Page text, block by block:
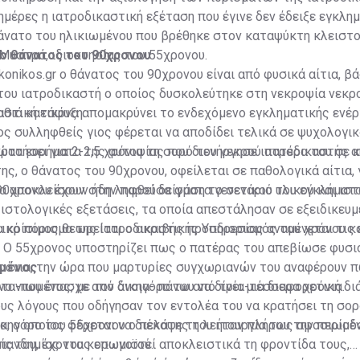
η ιατροδικαστική εξέταση που έγινε δεν έδειξε
του ηλικιωμένου που βρέθηκε στον καταψύκτη
ιδιοκτησίας του 55χρονου.
θάνατος του 90χρονου
ο θάνατος του 90χρονου είναι από φυσικά αίτια,
ιατροδικαστή ο οποίος δυσκολεύτηκε στη νεκροψία
κατάψυξη.
εικόνα απομακρύνει το ενδεχόμενο εγκληματικής
συλληφθείς γιος φέρεται να αποδίδει τελικά σε
για 2-2,5 χρόνια τη σορό του νεκρού πατέρα του σε
ευρήματα της αυτοψίας που διενήργησε ιατροδικαστής
ο θάνατος του 90χρονου, οφείλεται σε παθολογικά αίτια,
αποκλείσουν στην παρούσα φάση το σενάριο του
έχουν ήδη ληφθεί δείγματα γενετικού υλικού και
εξετάσεις, τα οποία απεστάλησαν σε
πόρισμα της Ιατροδικαστικής Υπηρεσίας αναμένεται τις
κρίσιμος θεωρείται ο ακριβής προσδιορισμός του χρόνου
Ο 55χρονος υποστηρίζει πως ο πατέρας του απεβίωσε
την ώρα που μαρτυρίες συγχωριανών του αναφέρουν
-που έπασχε από άνοια- πάνω από τρία-τέσσερα χρόνια.
με τον δικηγόρο του να δίνει μια διαφορετική
λόγους που οδήγησαν τον εντολέα του να κρατήσει τη
ο οποίος φέρεται να διέκοψε τη λειτουργία του την
του κορωνοϊού.
του 55χρονου ο πελάτης του ήταν πλήρως
του, έχοντας επωμιστεί αποκλειστικά τη φροντίδα τους,